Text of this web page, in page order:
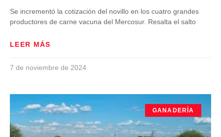
Se incrementó la cotización del novillo en los cuatro grandes
productores de carne vacuna del Mercosur. Resalta el salto
LEER MÁS
7 de noviembre de 2024
GANADERÍA